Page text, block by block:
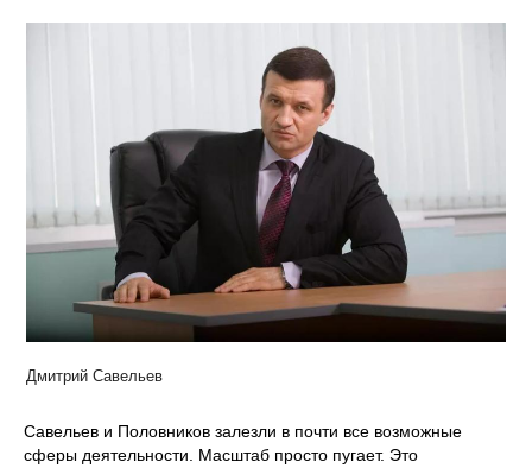
Дмитрий Савельев
Савельев и Половников залезли в почти все возможные
сферы деятельности. Масштаб просто пугает. Это